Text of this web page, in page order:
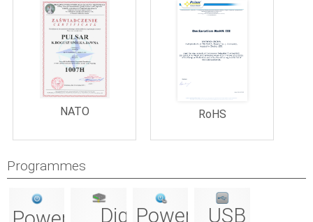
NATO RoHS
Programmes
Digi PowerConfig
USB